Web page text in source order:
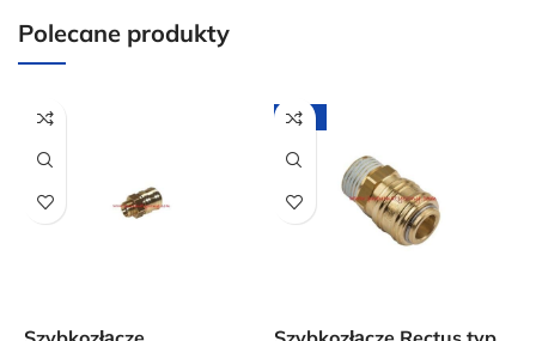
Polecane produkty
-12%
Darmowa dostawa
Przejdź do sklepu
Oferta ograniczona czasowo